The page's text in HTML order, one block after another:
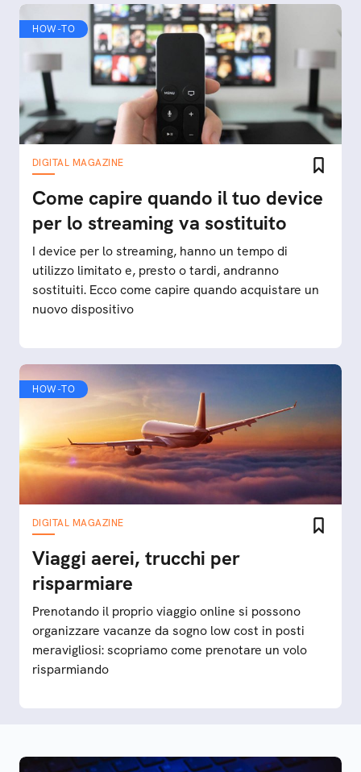
HOW-TO
DIGITAL MAGAZINE
Come capire quando il tuo device
per lo streaming va sostituito
I device per lo streaming, hanno un tempo di
utilizzo limitato e, presto o tardi, andranno
sostituiti. Ecco come capire quando acquistare un
nuovo dispositivo
HOW-TO
DIGITAL MAGAZINE
Viaggi aerei, trucchi per
risparmiare
Prenotando il proprio viaggio online si possono
organizzare vacanze da sogno low cost in posti
meravigliosi: scopriamo come prenotare un volo
risparmiando